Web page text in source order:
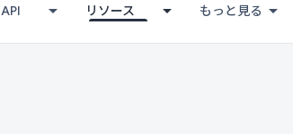
API リソース もっと見る